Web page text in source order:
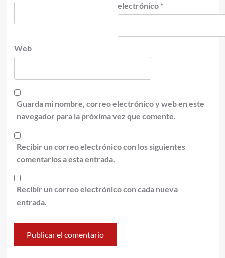
electrónico *
Web
Guarda mi nombre, correo electrónico y web en este
navegador para la próxima vez que comente.
Recibir un correo electrónico con los siguientes
comentarios a esta entrada.
Recibir un correo electrónico con cada nueva
entrada.